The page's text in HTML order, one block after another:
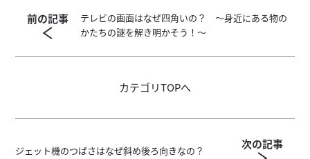
前の記事
テレビの画面はなぜ四角いの？ 〜身近にある物の
かたちの謎を解き明かそう！～
カテゴリTOPへ
ジェット機のつばさはなぜ斜め後ろ向きなの？ 次の記事